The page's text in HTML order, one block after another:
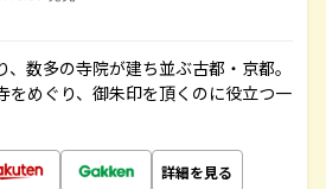
数多の寺院が建ち並ぶ古都・京都。
をめぐり、御朱印を頂くのに役立つ一
詳細を見る